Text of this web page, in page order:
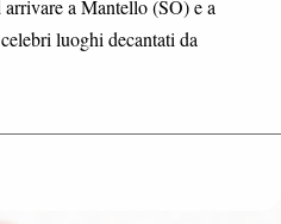
a Mantello (SO) e a
luoghi decantati da